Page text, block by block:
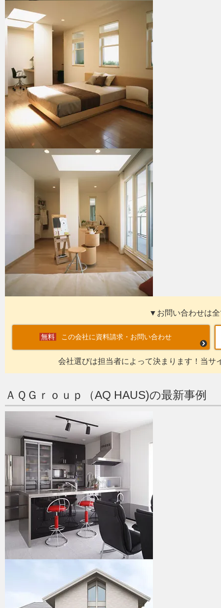
▼お問い合わせは
この会社に資料請求・お問い合わせ
会社選びは担当者によって決まります！当サ
ＡＱＧｒｏｕｐ（AQ HAUS)の最新事例